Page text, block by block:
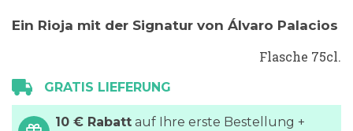
Ein Rioja mit der Signatur von Álvaro Palacios
Flasche 75cl.
GRATIS LIEFERUNG
10 € Rabatt auf Ihre erste Bestellung +